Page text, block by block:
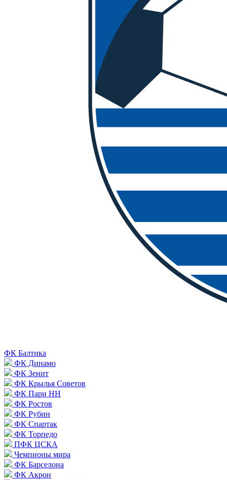
ФК Балтика
ФК Динамо
ФК Зенит
ФК Крылья Советов
ФК Пари НН
ФК Ростов
ФК Рубин
ФК Спартак
ФК Торпедо
ПФК ЦСКА
Чемпионы мира
ФК Барселона
ФК Акрон